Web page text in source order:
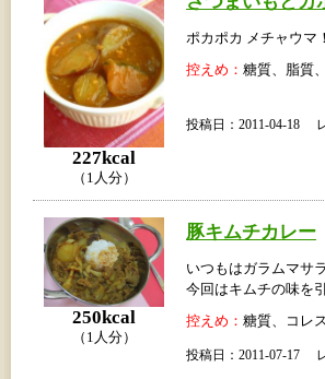
227kcal
（1人分）
ポカポカ メチャウマ！
控えめ： 糖質、脂質
投稿日：2011-04-18
250kcal
（1人分）
豚キムチカレー
いつもはガラムマサ
今回はキムチの味を
控えめ： 糖質、コレ
投稿日：2011-07-17